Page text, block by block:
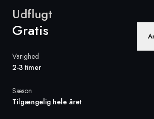
DanmarkFrankrig
Norge
Udflugt
Gratis
Varighed
2-3 timer
Sæson
Tilgængelig hele året